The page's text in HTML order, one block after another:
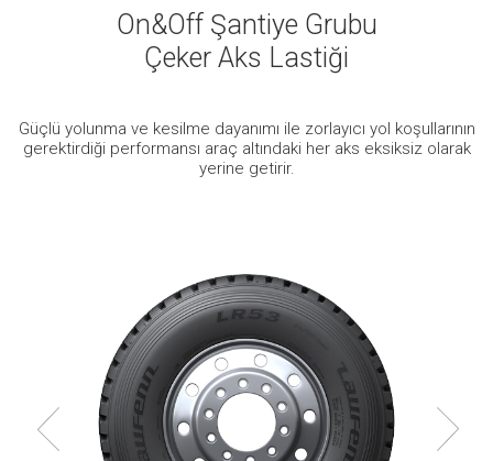
On&Off Şantiye Grubu
Çeker Aks Lastiği
Güçlü yolunma ve kesilme dayanımı ile zorlayıcı yol koşullarının
gerektirdiği performansı araç altındaki her aks eksiksiz olarak
yerine getirir.